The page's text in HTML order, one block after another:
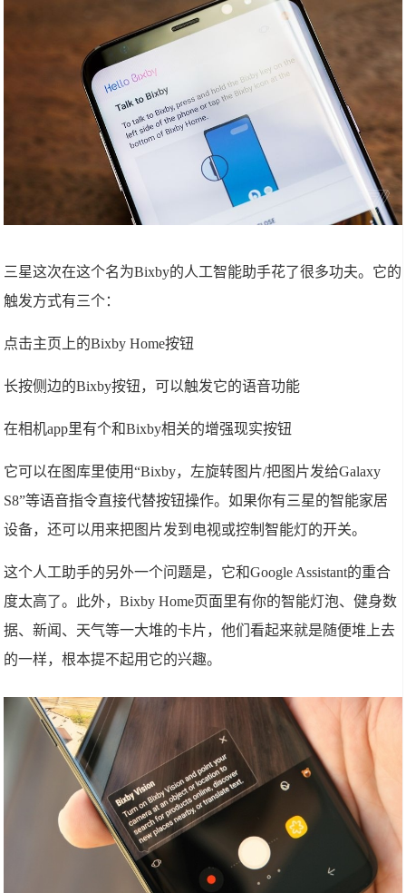
三星这次在这个名为Bixby的人工智能助手花了很多功夫。它的
触发方式有三个：
点击主页上的Bixby Home按钮
长按侧边的Bixby按钮，可以触发它的语音功能
在相机app里有个和Bixby相关的增强现实按钮
它可以在图库里使用“Bixby，左旋转图片/把图片发给Galaxy
S8”等语音指令直接代替按钮操作。如果你有三星的智能家居
设备，还可以用来把图片发到电视或控制智能灯的开关。
这个人工助手的另外一个问题是，它和Google Assistant的重合
度太高了。此外，Bixby Home页面里有你的智能灯泡、健身数
据、新闻、天气等一大堆的卡片，他们看起来就是随便堆上去
的一样，根本提不起用它的兴趣。